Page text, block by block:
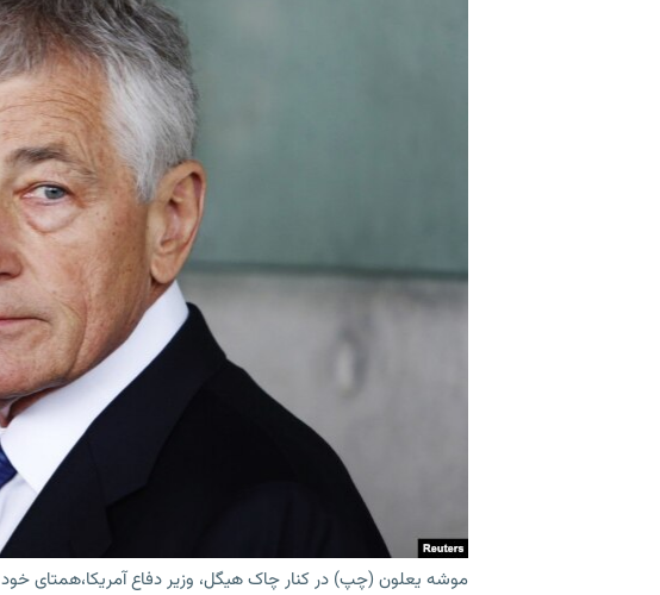
موشه یعلون (چپ) در کنار چاک هیگل،‌ وزیر دفاع آمریکا،‌همتای خود